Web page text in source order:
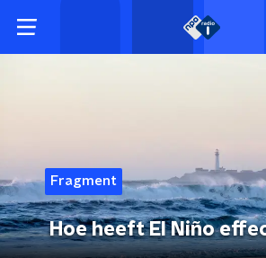
Fragment
Hoe heeft El Niño